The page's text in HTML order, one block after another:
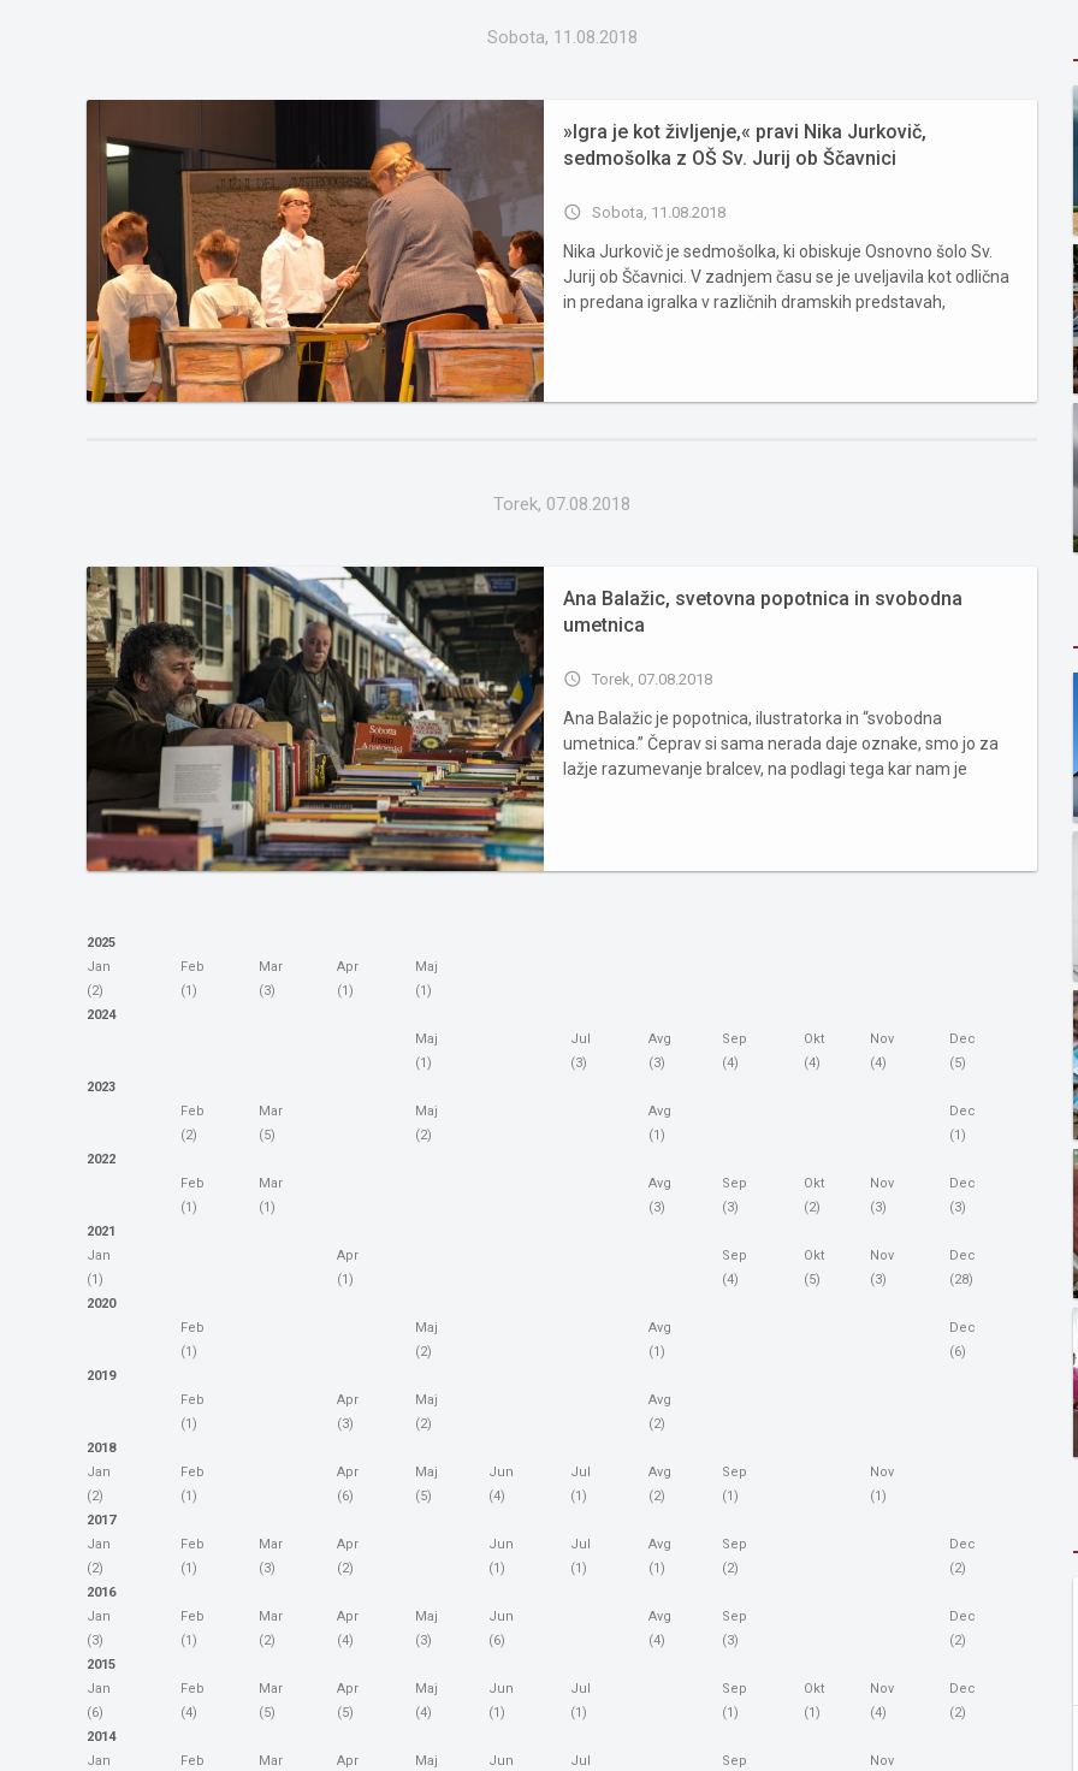
Sobota, 11.08.2018
»Igra je kot življenje,« pravi Nika Jurkovič,
sedmošolka z OŠ Sv. Jurij ob Ščavnici
access_time Sobota, 11.08.2018
Nika Jurkovič je sedmošolka, ki obiskuje Osnovno šolo Sv.
Jurij ob Ščavnici. V zadnjem času se je uveljavila kot odlična
in predana igralka v različnih dramskih predstavah,
Torek, 07.08.2018
Ana Balažic, svetovna popotnica in svobodna
umetnica
access_time Torek, 07.08.2018
Ana Balažic je popotnica, ilustratorka in “svobodna
umetnica.” Čeprav si sama nerada daje oznake, smo jo za
lažje razumevanje bralcev, na podlagi tega kar nam je
2025
Jan
(2)
Feb
(1)
Mar
(3)
Apr
(1)
Maj
(1)
2024
Maj
(1)
Jul
(3)
Avg
(3)
Sep
(4)
Okt
(4)
Nov
(4)
Dec
(5)
2023
Feb
(2)
Mar
(5)
Maj
(2)
Avg
(1)
Dec
(1)
2022
Feb
(1)
Mar
(1)
Avg
(3)
Sep
(3)
Okt
(2)
Nov
(3)
Dec
(3)
2021
Jan
(1)
Apr
(1)
Sep
(4)
Okt
(5)
Nov
(3)
Dec
(28)
2020
Feb
(1)
Maj
(2)
Avg
(1)
Dec
(6)
2019
Feb
(1)
Apr
(3)
Maj
(2)
Avg
(2)
2018
Jan
(2)
Feb
(1)
Apr
(6)
Maj
(5)
Jun
(4)
Jul
(1)
Avg
(2)
Sep
(1)
Nov
(1)
2017
Jan
(2)
Feb
(1)
Mar
(3)
Apr
(2)
Jun
(1)
Jul
(1)
Avg
(1)
Sep
(2)
Dec
(2)
2016
Jan
(3)
Feb
(1)
Mar
(2)
Apr
(4)
Maj
(3)
Jun
(6)
Avg
(4)
Sep
(3)
Dec
(2)
2015
Jan
(6)
Feb
(4)
Mar
(5)
Apr
(5)
Maj
(4)
Jun
(1)
Jul
(1)
Sep
(1)
Okt
(1)
Nov
(4)
Dec
(2)
2014
Jan
Feb
Mar
Apr
Maj
Jun
Jul
Sep
Nov